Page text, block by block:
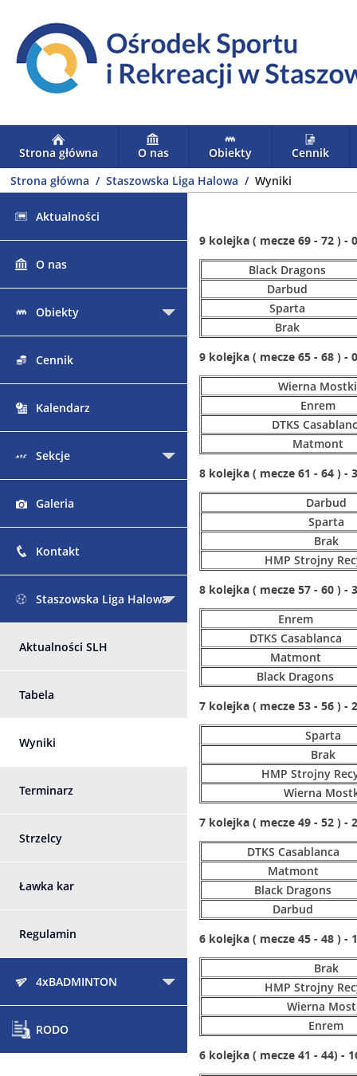
Strona główna O nas Obiekty
Cennik
Strona główna
Staszowska Liga Halowa Wyniki
Aktualności
O nas
Obiekty
Cennik
Kalendarz
Sekcje
Galeria
Kontakt
Staszowska Liga Halowa
Aktualności SLH
Tabela
Wyniki
Terminarz
Strzelcy
Ławka kar
Regulamin
4xBADMINTON
RODO
9 kolejka ( mecze 69 - 72 ) -
Black Dragons
Darbud
Sparta
Brak
9 kolejka ( mecze 65 - 68 ) -
Wierna Mostki
Enrem
DTKS
Matmont
8 kolejka ( mecze 61 - 64 ) -
Darbud
Sparta
Brak
HMP Strojny
8 kolejka ( mecze 57 - 60 ) -
Enrem
DTKS Casablanca
Matmont
Black Dragons
7 kolejka ( mecze 53 - 56 ) -
Sparta
Brak
HMP Strojny
Wierna
7 kolejka ( mecze 49 - 52 ) -
DTKS Casablanca
Matmont
Black Dragons
Darbud
6 kolejka ( mecze 45 - 48 ) -
Brak
HMP Strojny
Wierna
Enrem
6 kolejka ( mecze 41 - 44) -